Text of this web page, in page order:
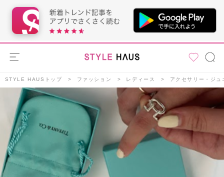
STYLE HAUSトップ ファッション レディース アクセサリー・ジュ